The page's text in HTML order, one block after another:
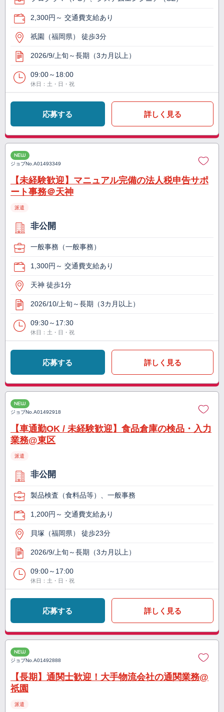
2,300円～ 交通費支給あり
祇園（福岡県） 徒歩3分
2026/9/上旬～長期（3カ月以上）
09:00～18:00
休日：土・日・祝
応募する 詳しく見る
NEW
ジョブNo.A01493349
【未経験歓迎】マニュアル完備の法人税申告サポ
ート事務＠天神
派遣
非公開
一般事務（一般事務）
1,300円～ 交通費支給あり
天神 徒歩1分
2026/10/上旬～長期（3カ月以上）
09:30～17:30
休日：土・日・祝
応募する 詳しく見る
NEW
ジョブNo.A01492918
【車通勤OK / 未経験歓迎】食品倉庫の検品・入力
業務@東区
派遣
非公開
製品検査（食料品等）、一般事務
1,200円～ 交通費支給あり
貝塚（福岡県） 徒歩23分
2026/9/上旬～長期（3カ月以上）
09:00～17:00
休日：土・日・祝
応募する 詳しく見る
NEW
ジョブNo.A01492888
【長期】通関士歓迎！大手物流会社の通関業務@
祇園
派遣